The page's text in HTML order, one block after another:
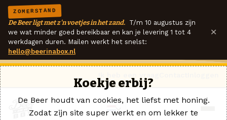
ZOMERSTAND
De Beer ligt met z'n voetjes in het zand. T/m 10 augustus zijn
we wat minder goed bereikbaar en kan je levering 1 tot 4
werkdagen duren. Mailen werkt het snelst:
hello@beerinabox.nl
×
Koekje erbij?
De Beer houdt van cookies, het liefst met honing.
Zodat zijn site super werkt en om lekker te